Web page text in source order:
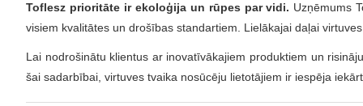
Toflesz prioritāte ir ekoloģija un rūpes par vidi. Uzņēmums
visiem kvalitātes un drošības standartiem. Lielākajai daļai
Lai nodrošinātu klientus ar inovatīvākajiem produktiem un
šai sadarbībai, virtuves tvaika nosūcēju lietotājiem ir iespēja